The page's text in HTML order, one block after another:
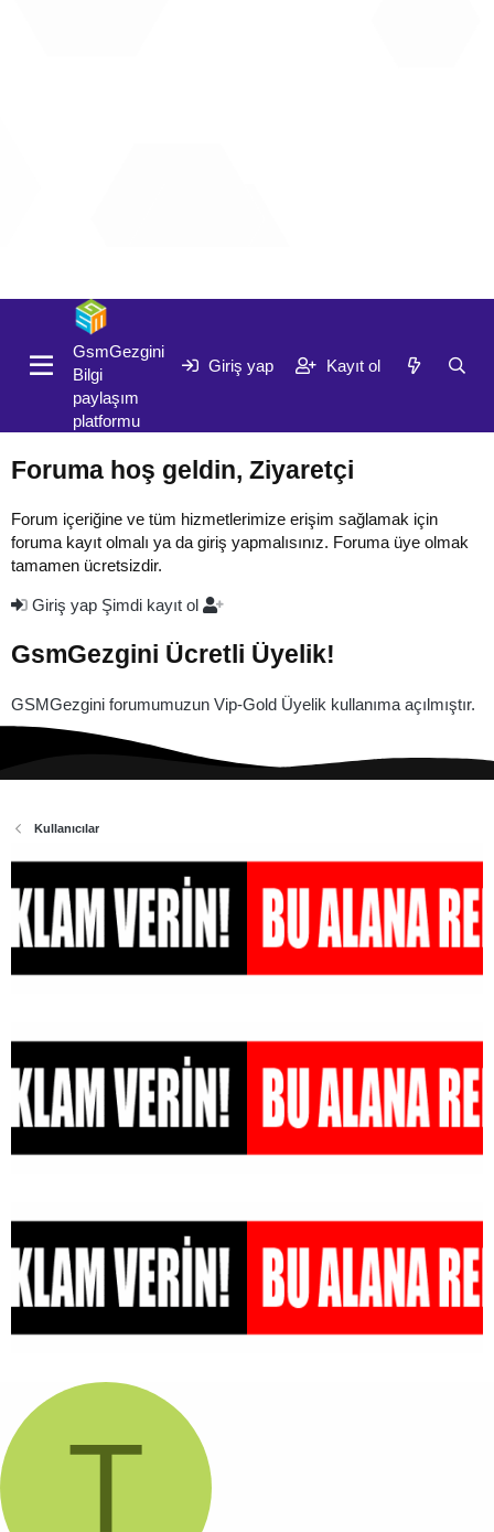
GsmGezgini
Bilgi
paylaşım
platformu
Giriş yap Kayıt ol
Foruma hoş geldin, Ziyaretçi
Forum içeriğine ve tüm hizmetlerimize erişim sağlamak için
foruma kayıt olmalı ya da giriş yapmalısınız. Foruma üye olmak
tamamen ücretsizdir.
Giriş yap Şimdi kayıt ol
GsmGezgini Ücretli Üyelik!
GSMGezgini forumumuzun Vip-Gold Üyelik kullanıma açılmıştır.
Kullanıcılar
T